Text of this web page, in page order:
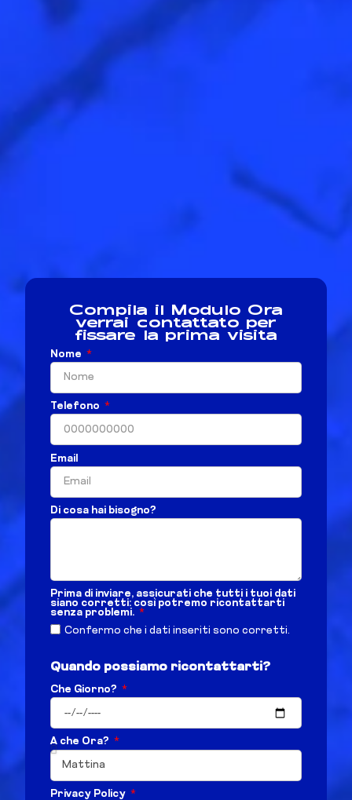
Compila il Modulo Ora
verrai contattato per
fissare la prima visita
Nome
Telefono
Email
Di cosa hai bisogno?
Prima di inviare, assicurati che tutti i tuoi dati
siano corretti: così potremo ricontattarti
senza problemi.
Confermo che i dati inseriti sono corretti.
Quando possiamo ricontattarti?
Che Giorno?
A che Ora?
Privacy Policy